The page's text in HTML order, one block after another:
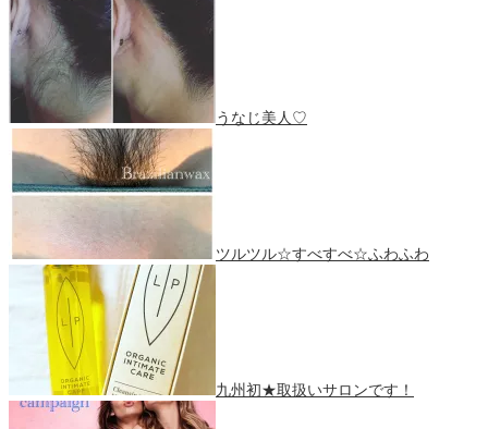
うなじ美人♡
ツルツル☆すべすべ☆ふわふわ
九州初★取扱いサロンです！